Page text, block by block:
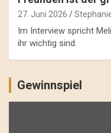
27. Juni 2026
Im Interview spricht
ihr wichtig sind.
Gewinnspiel